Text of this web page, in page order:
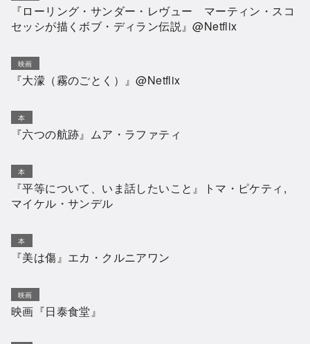
『ローリング・サンダー・レヴュー マーティン・スコ
セッシが描くボブ・ディラン伝説』@Netflix
映画
『大濛（霧のごとく）』@Netflix
本
『六つの航跡』ムア・ラファティ
本
『平等について、いま話したいこと』トマ・ピケティ,
マイケル・サンデル
本
『美は傷』エカ・クルニアワン
映画
映画『日泰食堂』